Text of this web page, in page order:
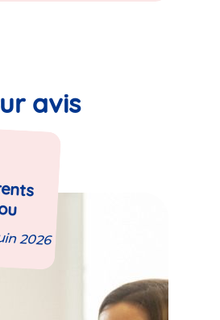
avis
2026